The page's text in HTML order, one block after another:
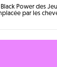
Power des
par les